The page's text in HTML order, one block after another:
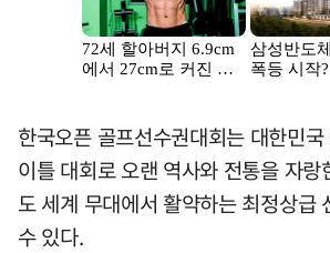
한국오픈 골프선수권대회는 대한민
이틀 대회로 오랜 역사와 전통을 자랑
도 세계 무대에서 활약하는 최정상급
수 있다.